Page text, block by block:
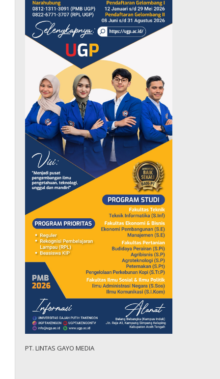
PT. LINTAS GAYO MEDIA